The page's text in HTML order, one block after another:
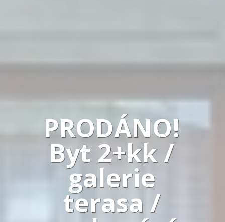
PRODÁNO!
Byt 2+kk /
galerie
terasa /